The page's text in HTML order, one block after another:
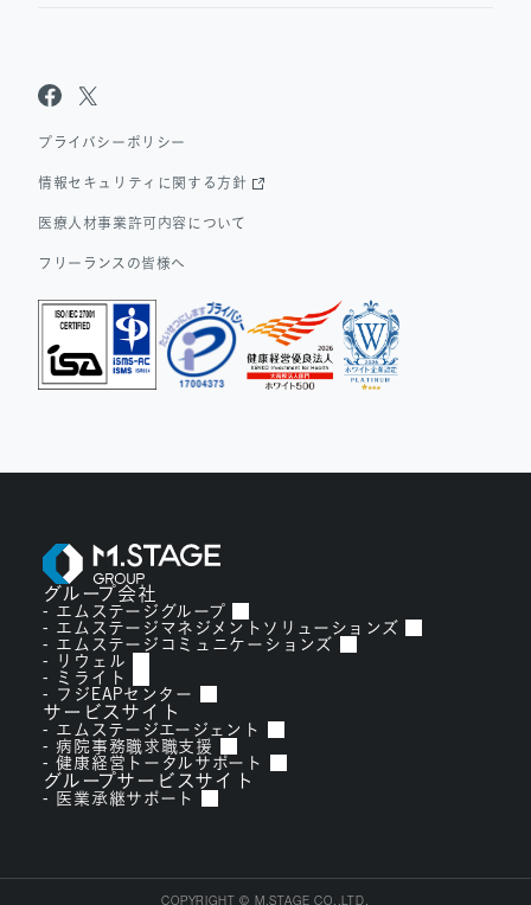
Dr.アルなび
プライバシーポリシー
情報セキュリティに関する方針
医療人材事業許可内容について
フリーランスの皆様へ
グループ会社
エムステージグループ
エムステージマネジメントソリューションズ
エムステージコミュニケーションズ
リウェル
ミライト
フジEAPセンター
サービスサイト
エムステージエージェント
病院事務職求職支援
健康経営トータルサポート
グループサービスサイト
医業承継サポート
COPYRIGHT © M.STAGE CO.,LTD.